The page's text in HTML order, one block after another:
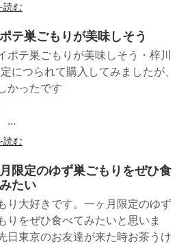
読む
テ巣ごもりが美味しそう
ポテ巣ごもりが美味しそう・梓川
につられて購入してみましたが、
かったです
読む
限定のゆず巣ごもりをぜひ食
たい
り大好きです。一ヶ月限定のゆず
りをぜひ食べてみたいと思いま
日東京のお友達が来た時お茶うけ